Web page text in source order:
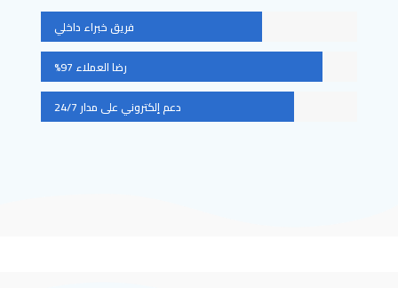
فريق خبراء داخلي
رضا العملاء 97%
دعم إلكتروني على مدار 24/7